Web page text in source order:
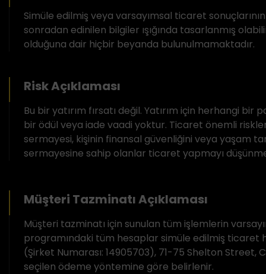
Simüle edilmiş veya varsayımsal ticaret
sonradan edinilen bilgiler ışığında tasarlanmış
olduğuna dair hiçbir beyanda bulunulmamaktadır.
Risk Açıklaması
Bu bir yatırım fırsatı değil. Yatırım için herhangi
bir ödül veya iade vaadi yoktur. Ticaret önemli riskler
sermayesi, kişinin finansal güvenliğini veya yaşam
sermayesine sahip olanlar ticaret yapmayı
Müşteri Tazminatı Açıklaması
Müşteri tazminatı için sunulan tüm işlemlerin
programındaki tüm hesaplar simüle edilmiş ticaret
(Şirket Numarası: 14905703), 71-75 Shelton Street,
seçilen ödeme yöntemine göre belirlenir.